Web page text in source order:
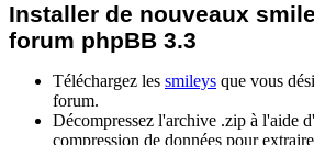
Installer de nouveaux
forum phpBB 3.3
Téléchargez les smileys que vous
forum.
Décompressez l'archive .zip à l'aide
compression de données pour